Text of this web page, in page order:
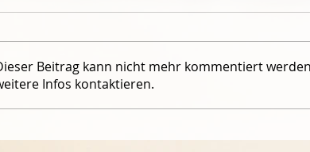
und Orcan bestehen ihre
Beitrag kann nicht mehr kommentiert
Infos kontaktieren.